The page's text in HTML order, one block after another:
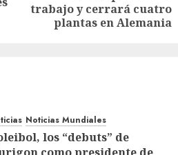
trabajo y cerrará cuatro
plantas en Alemania
Noticias Mundiales
los “debuts” de